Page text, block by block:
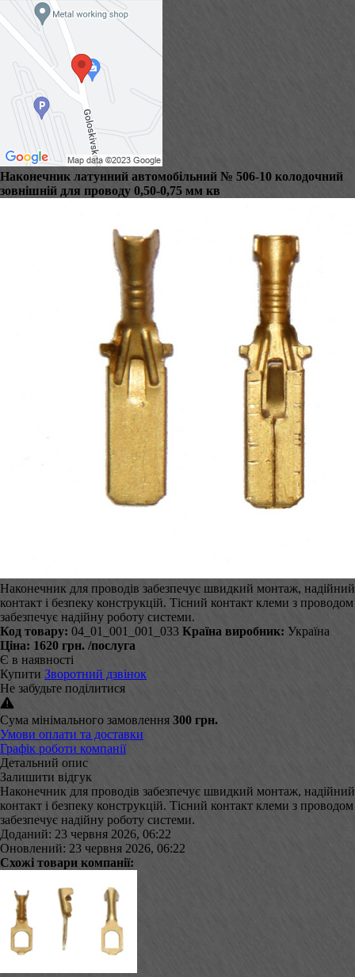
Наконечник латунний автомобільний № 506-10 колодочний
зовнішній для проводу 0,50-0,75 мм кв
Наконечник для проводів забезпечує швидкий монтаж, надійний
контакт і безпеку конструкцій. Тісний контакт клеми з проводом
забезпечує надійну роботу системи.
Код товару: 04_01_001_001_033 Країна виробник: Україна
Ціна: 1620 грн. /послуга
Є в наявності
Купити Зворотний дзвінок
Не забудьте поділитися
Сума мінімального замовлення 300 грн.
Умови оплати та доставки
Графік роботи компанії
Детальний опис
Залишити відгук
Наконечник для проводів забезпечує швидкий монтаж, надійний
контакт і безпеку конструкцій. Тісний контакт клеми з проводом
забезпечує надійну роботу системи.
Доданий: 23 червня 2026, 06:22
Оновлений: 23 червня 2026, 06:22
Схожі товари компанії: